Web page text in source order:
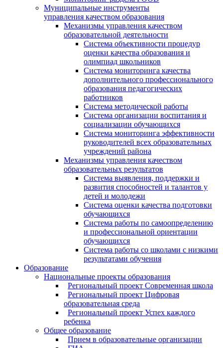
Муниципальные инструменты
управления качеством образования
Механизмы управления качеством
образовательной деятельности
Система объективности процедур
оценки качества образования и
олимпиад школьников
Система мониторинга качества
дополнительного профессионального
образования педагогических
работников
Система методической работы
Система организации воспитания и
социализации обучающихся
Система мониторинга эффективности
руководителей всех образовательных
учреждений района
Механизмы управления качеством
образовательных результатов
Система выявления, поддержки и
развития способностей и талантов у
детей и молодежи
Система оценки качества подготовки
обучающихся
Система работы по самоопределению
и профессиональной ориентации
обучающихся
Система работы со школами с низкими
результатами обучения
Образование
Национальные проекты образования
Региональный проект Современная школа
Региональный проект Цифровая
образовательная среда
Региональный проект Успех каждого
ребенка
Общее образование
Прием в образовательные организации